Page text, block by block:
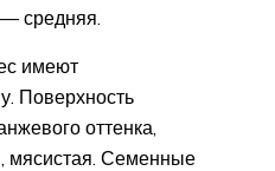
средняя.
имеют
Поверхность
оттенка,
мясистая. Семенные